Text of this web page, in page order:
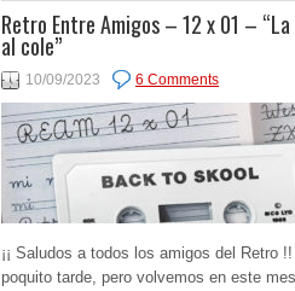
Retro Entre Amigos – 12 x 01 –
al cole”
10/09/2023 6 Comments
¡¡ Saludos a todos los amigos del Retro
poquito tarde, pero volvemos en este